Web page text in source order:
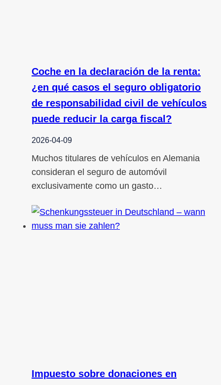
Coche en la declaración de la renta:
¿en qué casos el seguro obligatorio
de responsabilidad civil de vehículos
puede reducir la carga fiscal?
2026-04-09
Muchos titulares de vehículos en Alemania
consideran el seguro de automóvil
exclusivamente como un gasto…
Impuesto sobre donaciones en